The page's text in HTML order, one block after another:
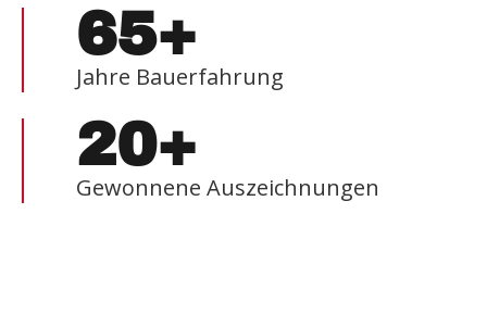
65+
Jahre Bauerfahrung
20+
Gewonnene Auszeichnungen